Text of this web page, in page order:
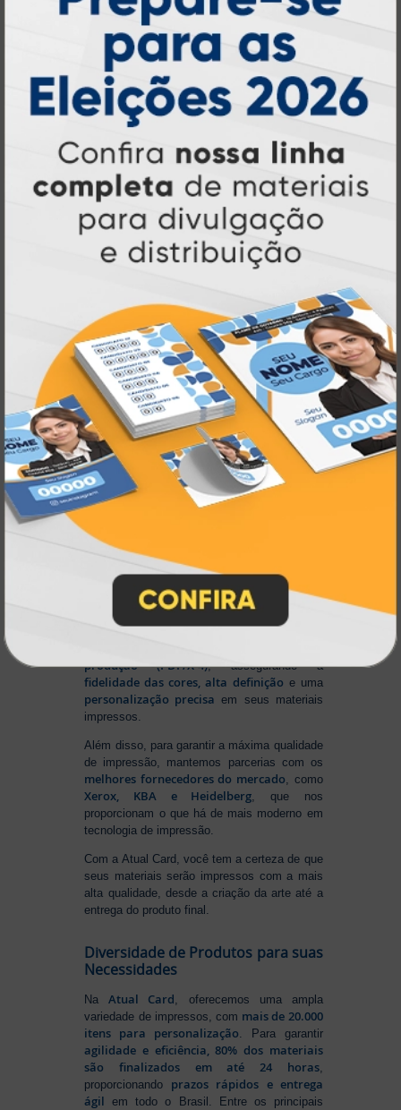
online. Tudo isso para oferecer
agilidade,
qualidade e soluções inteligentesque
atendem às suas necessidades.
Liderança e Qualidade em
Impressão
Prestes a completar três décadas de
inovação e serviços,a Atual Card segue
como referência no mercado gráfico e de
personalização online
, oferecendo
impressão digital e offset de alta
qualidade. Nosso segredo? Umportfólio
completo de produtos personalizados
site intuitivo e fácil de navegar, e entrega
rápida para todo o Brasil
a melhor
experiência de compra e a máxima
satisfação dos nossos clientes.
Tecnologia de Ponta em Impressão
Personalizada
Na Atual Card, você tem total liberdade para
enviar sua arte nos principais formatos dos
softwares gráficos mais utilizados, como
CorelDRAW (CDR), Photoshop (PSD) e
Illustrator (AI)
, além do padrão de
impressão PDF/X-4. E se preferir criar no
disponíveis na plataforma e enviar seus
arquivos. Aproveite mais essa facilidade para
produzir seu material personalizado!
Para conseguir um resultado impecável,
contamos com um Sistema Automático de
Pré-Impressão
ajusta e otimiza seus
produção (PDF/X-4), assegurando a
fidelidade das cores, alta definição e uma
personalização precisa em seus materiais
impressos.
Além disso, para garantir a máxima qualidade
de impressão, mantemos parcerias com os
melhores fornecedores do mercado , como
Xerox, KBA e Heidelberg , que nos
proporcionam o que há de mais moderno em
tecnologia de impressão.
Com a Atual Card, você tem a certeza de que
seus materiais serão impressos com a mais
alta qualidade, desde a criação da arte até a
entrega do produto final.
Diversidade de Produtos para suas
Necessidades
NaAtual Card, oferecemos uma ampla
variedade de impressos, com mais de 20.000
itens para personalização. Para garantir
agilidade e eficiência, 80% dos materiais
são finalizados em até 24 horas,
proporcionando prazos rápidos e entrega
ágil em todo o Brasil. Entre os principais